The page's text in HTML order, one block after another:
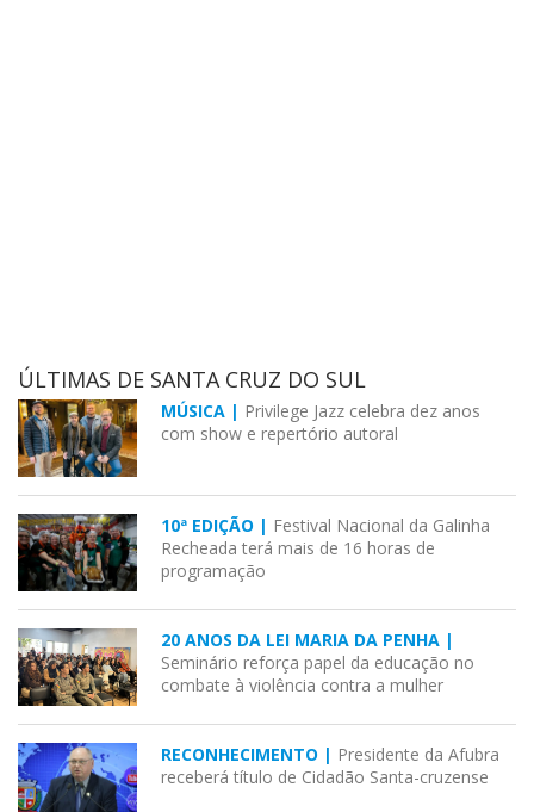
ÚLTIMAS DE SANTA CRUZ DO SUL
MÚSICA | Privilege Jazz celebra dez anos
com show e repertório autoral
10ª EDIÇÃO | Festival Nacional da Galinha
Recheada terá mais de 16 horas de
programação
20 ANOS DA LEI MARIA DA PENHA |
Seminário reforça papel da educação no
combate à violência contra a mulher
RECONHECIMENTO | Presidente da Afubra
receberá título de Cidadão Santa-cruzense